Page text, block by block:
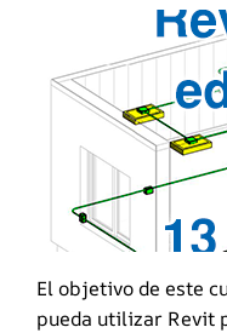
El objetivo de este
pueda utilizar Revit